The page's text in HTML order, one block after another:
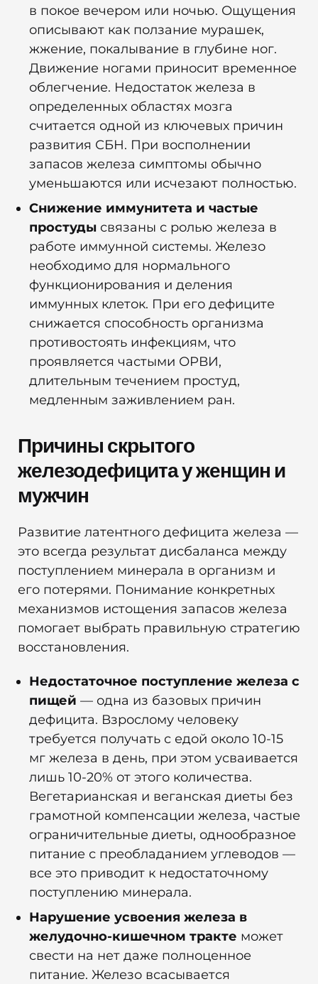
в покое вечером или ночью. Ощущения
описывают как ползание мурашек,
жжение, покалывание в глубине ног.
Движение ногами приносит временное
облегчение. Недостаток железа в
определенных областях мозга
считается одной из ключевых причин
развития СБН. При восполнении
запасов железа симптомы обычно
уменьшаются или исчезают полностью.
Снижение иммунитета и частые
простуды связаны с ролью железа в
работе иммунной системы. Железо
необходимо для нормального
функционирования и деления
иммунных клеток. При его дефиците
снижается способность организма
противостоять инфекциям, что
проявляется частыми ОРВИ,
длительным течением простуд,
медленным заживлением ран.
Причины скрытого
железодефицита у женщин и
мужчин
Развитие латентного дефицита железа —
это всегда результат дисбаланса между
поступлением минерала в организм и
его потерями. Понимание конкретных
механизмов истощения запасов железа
помогает выбрать правильную стратегию
восстановления.
Недостаточное поступление железа с
пищей — одна из базовых причин
дефицита. Взрослому человеку
требуется получать с едой около 10-15
мг железа в день, при этом усваивается
лишь 10-20% от этого количества.
Вегетарианская и веганская диеты без
грамотной компенсации железа, частые
ограничительные диеты, однообразное
питание с преобладанием углеводов —
все это приводит к недостаточному
поступлению минерала.
Нарушение усвоения железа в
желудочно-кишечном тракте может
свести на нет даже полноценное
питание. Железо всасывается